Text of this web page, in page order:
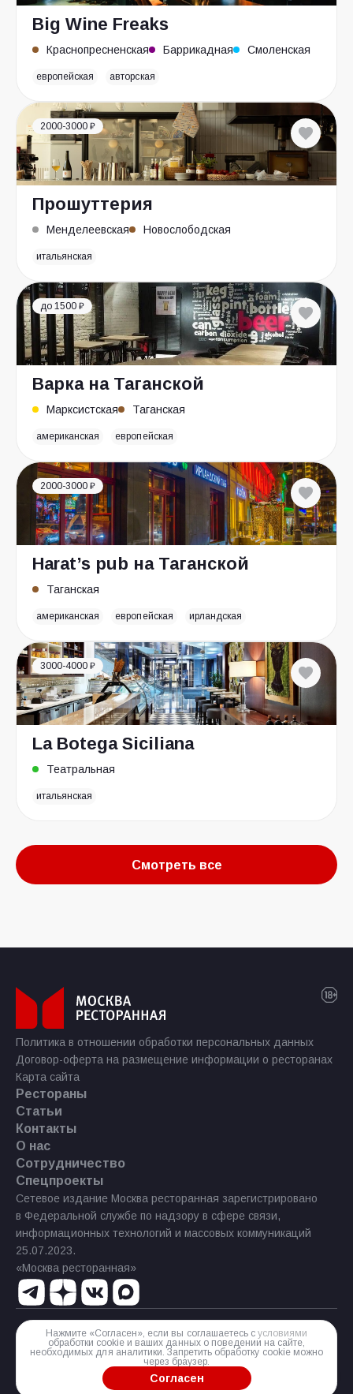
Big Wine Freaks
Краснопресненская Баррикадная Смоленская
европейская авторская
2000-3000 ₽
Прошуттерия
Менделеевская Новослободская
итальянская
до 1500 ₽
Варка на Таганской
Марксистская Таганская
американская европейская
2000-3000 ₽
Harat’s pub на Таганской
Таганская
американская европейская ирландская
3000-4000 ₽
La Botega Siciliana
Театральная
итальянская
Смотреть все
Политика в отношении обработки персональных данных
Договор-оферта на размещение информации о ресторанах
Карта сайта
Рестораны
Статьи
Контакты
О нас
Сотрудничество
Спецпроекты
Сетевое издание Москва ресторанная зарегистрировано
в Федеральной службе по надзору в сфере связи,
информационных технологий и массовых коммуникаций
25.07.2023.
«Москва ресторанная»
Реестровая запись Эл № ФС77−85 644 от 21 июля 2023 г.
Разработка сайта
Нажмите «Согласен», если вы соглашаетесь с условиями
обработки cookie и ваших данных о поведении на сайте,
необходимых для аналитики. Запретить обработку cookie можно
через браузер.
Согласен